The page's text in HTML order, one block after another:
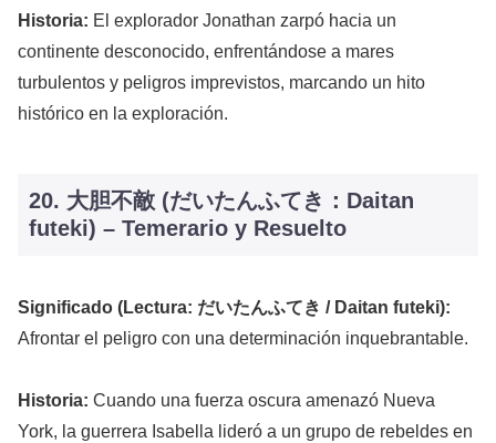
Historia: El explorador Jonathan zarpó hacia un
continente desconocido, enfrentándose a mares
turbulentos y peligros imprevistos, marcando un hito
histórico en la exploración.
20. 大胆不敵 (だいたんふてき：Daitan
futeki) – Temerario y Resuelto
Significado (Lectura: だいたんふてき / Daitan futeki):
Afrontar el peligro con una determinación inquebrantable.
Historia: Cuando una fuerza oscura amenazó Nueva
York, la guerrera Isabella lideró a un grupo de rebeldes en